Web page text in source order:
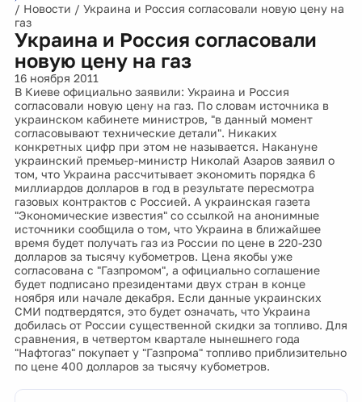
/ Новости / Украина и Россия согласовали новую цену на
газ
Украина и Россия согласовали
новую цену на газ
16 ноября 2011
В Киеве официально заявили: Украина и Россия
согласовали новую цену на газ. По словам источника в
украинском кабинете министров, "в данный момент
согласовывают технические детали". Никаких
конкретных цифр при этом не называется. Накануне
украинский премьер-министр Николай Азаров заявил о
том, что Украина рассчитывает экономить порядка 6
миллиардов долларов в год в результате пересмотра
газовых контрактов с Россией. А украинская газета
"Экономические известия" со ссылкой на анонимные
источники сообщила о том, что Украина в ближайшее
время будет получать газ из России по цене в 220-230
долларов за тысячу кубометров. Цена якобы уже
согласована с "Газпромом", а официально соглашение
будет подписано президентами двух стран в конце
ноября или начале декабря. Если данные украинских
СМИ подтвердятся, это будет означать, что Украина
добилась от России существенной скидки за топливо. Для
сравнения, в четвертом квартале нынешнего года
"Нафтогаз" покупает у "Газпрома" топливо приблизительно
по цене 400 долларов за тысячу кубометров.